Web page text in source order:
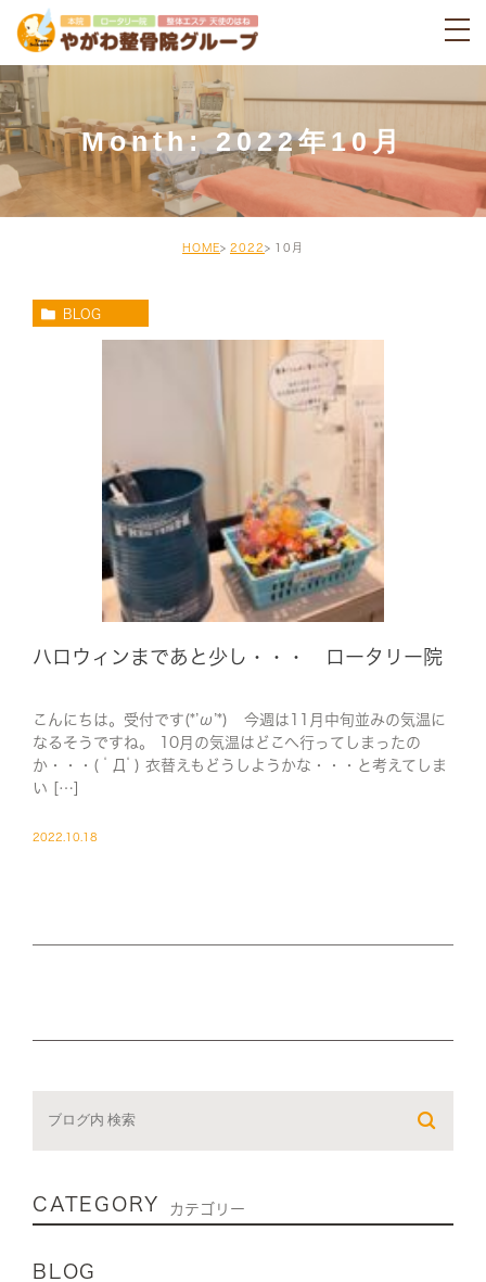
Month: 2022年10月
HOME 2022 10月
BLOG
ハロウィンまであと少し・・・ ロータリー院
こんにちは。受付です(*’ω’*) 今週は11月中旬並みの気温に
なるそうですね。 10月の気温はどこへ行ってしまったの
か・・・( ﾟДﾟ) 衣替えもどうしようかな・・・と考えてしま
い […]
2022.10.18
CATEGORY カテゴリー
BLOG